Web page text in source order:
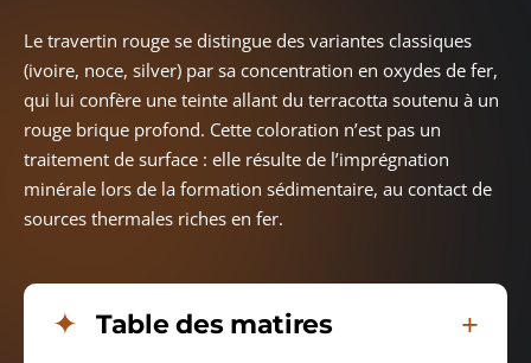
Le travertin rouge se distingue des variantes classiques
(ivoire, noce, silver) par sa concentration en oxydes de fer,
qui lui confère une teinte allant du terracotta soutenu à un
rouge brique profond. Cette coloration n’est pas un
traitement de surface : elle résulte de l’imprégnation
minérale lors de la formation sédimentaire, au contact de
sources thermales riches en fer.
Table des matires